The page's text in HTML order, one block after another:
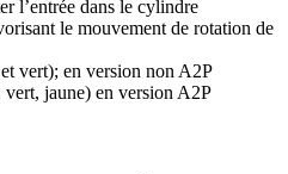
l’entrée dans le cylindre
le mouvement de rotation de
vert); en version non A2P
jaune) en version A2P